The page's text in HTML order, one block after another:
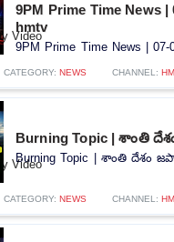
9PM Prime Time News |
hmtv
9PM Prime Time News | 07-
CATEGORY: NEWS CHANNEL:
Burning Topic | శాంతి
Burning Topic | శాంతి దేశం
CATEGORY: NEWS CHANNEL: